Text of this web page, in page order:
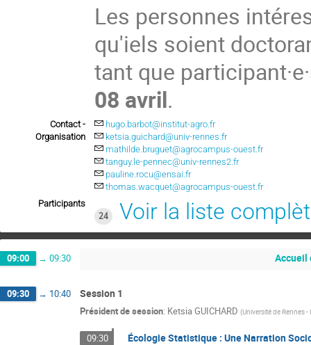
Les personnes
qu'iels soient
tant que
08 avril.
Contact -
Organisation
hugo.barbot@institut-agro.fr
ketsia.guichard@univ-rennes.fr
mathilde.bruguet@agrocampus-ouest.fr
tanguy.le-pennec@univ-rennes2.fr
pauline.rocu@ensai.fr
thomas.wacquet@agrocampus-ouest.fr
Participants
24
Voir la liste
09:00 → 09:30 Accueil
09:30 → 10:40 Session 1
Président de session: Ketsia GUICHARD (Université de Rennes -
09:30 Écologie Statistique : Une Narration